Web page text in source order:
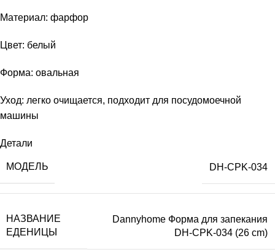
Материал: фарфор
Цвет: белый
Форма: овальная
Уход: легко очищается, подходит для посудомоечной
машины
Детали
МОДЕЛЬ DH-CPK-034
НАЗВАНИЕ
ЕДЕНИЦЫ
Dannyhome Форма для запекания
DH-CPK-034 (26 cm)